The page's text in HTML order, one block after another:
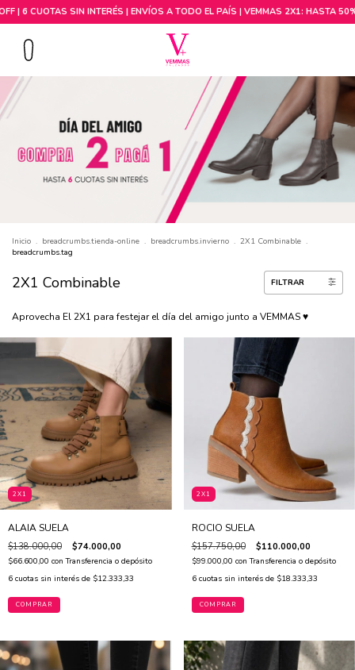
Comprar por talle
Inicio . breadcrumbs.tienda-online . breadcrumbs.invierno . 2X1 Combinable .
breadcrumbs.tag
2X1 Combinable FILTRAR
Aprovecha El 2X1 para festejar el día del amigo junto a VEMMAS ♥
2X1
ALAIA SUELA
$138.000,00 $74.000,00
$66.600,00 con Transferencia o depósito
6 cuotas sin interés de $12.333,33
COMPRAR
2X1
ROCIO SUELA
$157.750,00 $110.000,00
$99.000,00 con Transferencia o depósito
6 cuotas sin interés de $18.333,33
COMPRAR